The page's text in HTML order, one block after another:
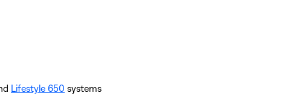
Lifestyle 650 systems